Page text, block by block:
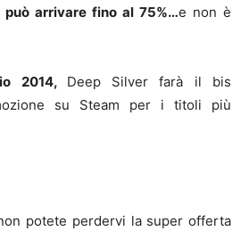
può arrivare fino al 75%…e non è
2014, Deep Silver farà il bis
su Steam per i titoli più
potete perdervi la super offerta